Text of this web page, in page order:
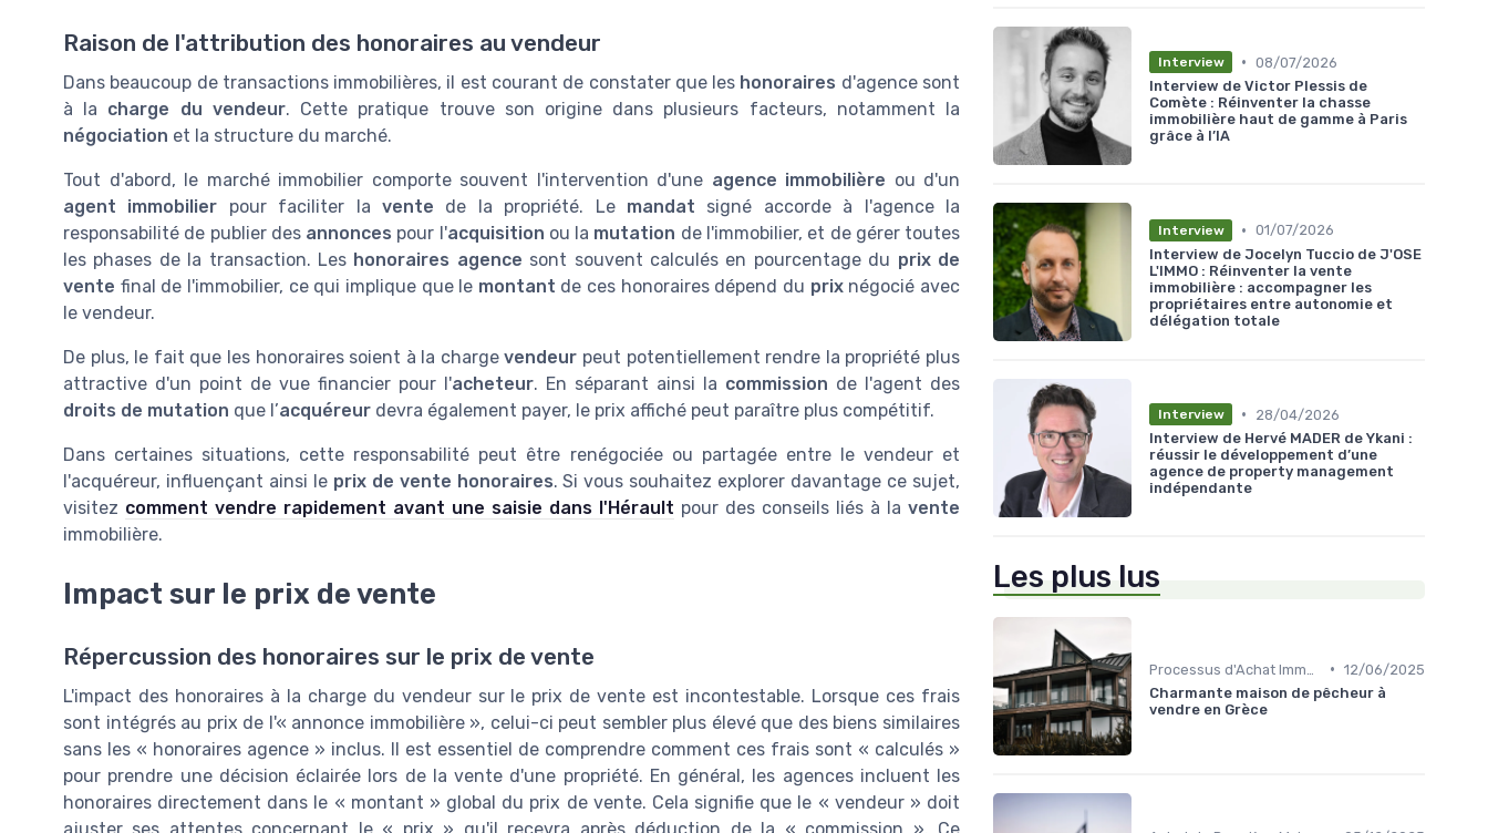
Raison de l'attribution des honoraires au vendeur
Dans beaucoup de transactions immobilières, il est courant de constater que les honoraires d'agence sont
à la charge du vendeur. Cette pratique trouve son origine dans plusieurs facteurs, notamment la
négociation et la structure du marché.
Tout d'abord, le marché immobilier comporte souvent l'intervention d'une agence immobilière ou d'un
agent immobilier pour faciliter lavente de la propriété. Le mandat signé accorde à l'agence la
responsabilité de publier des annonces pour l'acquisition ou la mutation de l'immobilier, et de gérer toutes
les phases de la transaction. Les honoraires agence sont souvent calculés en pourcentage du prix de
vente final de l'immobilier, ce qui implique que le montant de ces honoraires dépend du prixnégocié avec
le vendeur.
De plus, le fait que les honoraires soient à la chargevendeur peut potentiellement rendre la propriété plus
attractive d'un point de vue financier pour l'acheteur. En séparant ainsi la commission de l'agent des
droits de mutation que l’acquéreur devra également payer, le prix affiché peut paraître plus compétitif.
Dans certaines situations, cette responsabilité peut être renégociée ou partagée entre le vendeur et
l'acquéreur, influençant ainsi le prix de vente honoraires. Si vous souhaitez explorer davantage ce sujet,
visitez comment vendre rapidement avant une saisie dans l'Hérault pour des conseils liés à la vente
immobilière.
Impact sur le prix de vente
Répercussion des honoraires sur le prix de vente
L'impact des honoraires à la charge du vendeur sur le prix de vente est incontestable. Lorsque ces frais
sont intégrés au prix de l'« annonce immobilière », celui-ci peut sembler plus élevé que des biens similaires
sans les « honoraires agence » inclus. Il est essentiel de comprendre comment ces frais sont « calculés »
pour prendre une décision éclairée lors de la vente d'une propriété. En général, les agences incluent les
honoraires directement dans le « montant » global du prix de vente. Cela signifie que le « vendeur » doit
ajuster ses attentes concernant le « prix » qu'il recevra après déduction de la « commission ». Ce
Interview • 08/07/2026
Interview de Victor Plessis de
Comète : Réinventer la chasse
immobilière haut de gamme à Paris
grâce à l’IA
Interview • 01/07/2026
Interview de Jocelyn Tuccio de J'OSE
L'IMMO : Réinventer la vente
immobilière : accompagner les
propriétaires entre autonomie et
délégation totale
Interview •
28/04/2026
Interview de Hervé MADER de Ykani :
réussir le développement d’une
agence de property management
indépendante
Les plus lus
• 12/06/2025
Charmante maison de pêcheur à
vendre en Grèce